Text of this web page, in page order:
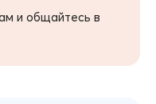
и общайтесь в